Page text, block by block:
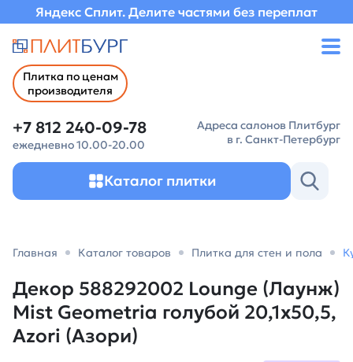
Яндекс Сплит. Делите частями без переплат
Плитка по ценам
производителя
+7 812 240-09-78
ежедневно 10.00-20.00
Адреса салонов Плитбург
в г. Санкт-Петербург
Каталог плитки
Главная Каталог товаров Плитка для стен и пола
Декор 588292002 Lounge (Лаунж)
Mist Geometria голубой 20,1х50,5,
Azori (Азори)